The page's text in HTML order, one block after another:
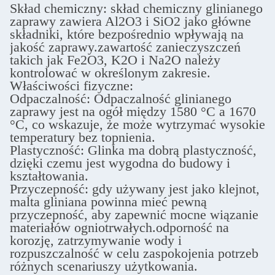
Skład chemiczny: skład chemiczny glinianego
zaprawy zawiera Al2O3 i SiO2 jako główne
składniki, które bezpośrednio wpływają na
jakość zaprawy.zawartość zanieczyszczeń
takich jak Fe2O3, K2O i Na2O należy
kontrolować w określonym zakresie.
Właściwości fizyczne:
Odpaczalność: Odpaczalność glinianego
zaprawy jest na ogół między 1580 °C a 1670
°C, co wskazuje, że może wytrzymać wysokie
temperatury bez topnienia.
Plastyczność: Glinka ma dobrą plastyczność,
dzięki czemu jest wygodna do budowy i
kształtowania.
Przyczepność: gdy używany jest jako klejnot,
malta gliniana powinna mieć pewną
przyczepność, aby zapewnić mocne wiązanie
materiałów ogniotrwałych.odporność na
korozję, zatrzymywanie wody i
rozpuszczalność w celu zaspokojenia potrzeb
różnych scenariuszy użytkowania.